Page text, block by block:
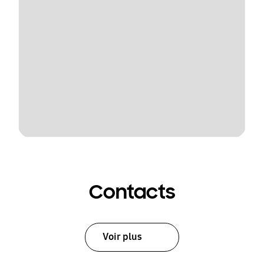
Contacts
Voir plus